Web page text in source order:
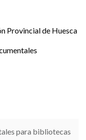
Provincial de Huesca
para bibliotecas